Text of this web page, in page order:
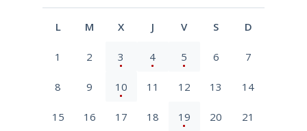
L M X J V S D
1 2 3 4 5 6 7
8 9 10 11 12 13 14
15 16 17 18 19 20 21